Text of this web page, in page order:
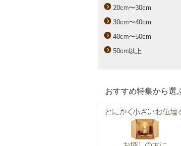
20cm〜30cm
30cm〜40cm
40cm〜50cm
50cm以上
おすすめ特集から選